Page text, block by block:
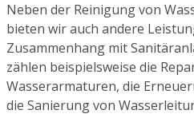
Neben der Reinigung von
bieten wir auch andere
Zusammenhang mit
zählen beispielsweise die
Wasserarmaturen, die
die Sanierung von